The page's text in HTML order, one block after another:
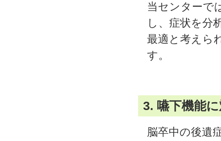
当センターで
し、症状を分
最適と考えら
す。
3. 嚥下機能
脳卒中の後遺